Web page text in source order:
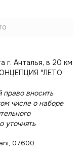
г. Анталья, в 20 км
"ЛЕТО
право вносить
числе о наборе
уточнять
07600